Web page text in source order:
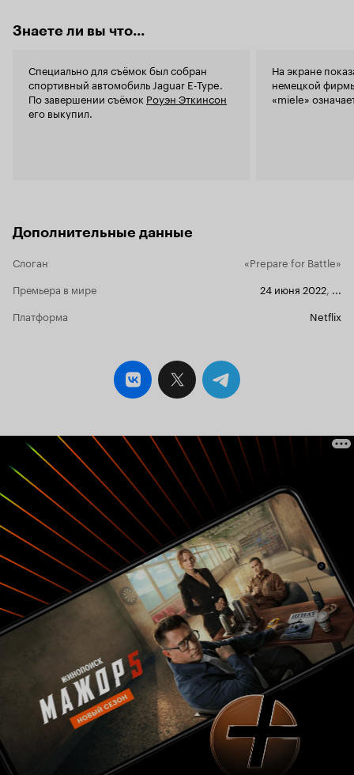
Знаете ли вы что...
Специально для съёмок был собран
спортивный автомобиль Jaguar E-Type.
По завершении съёмок Роуэн Эткинсон
его выкупил.
На экране
немецкой
«miele»
Дополнительные данные
Слоган
«Prepare for Battle»
Премьера в мире
24 июня 2022
Платформа
Netflix